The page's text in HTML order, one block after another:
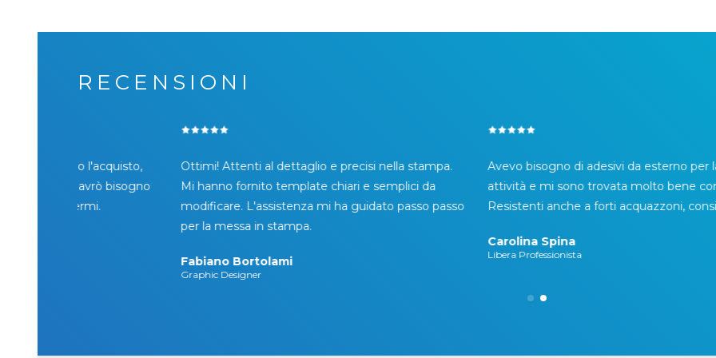
RECENSIONI
Servizio di assistenza top. Mi hanno consigliato che
tipo di materiali comprare per la fiera a cui dovevo
partecipare e hanno stampato il tutto
Francesca Carpineti
Supermercato Carpineti
Veloci e professionali! Consigliatissimo l'acquisto,
soprattutto grazie al servizio h24. Se avrò bisogno
di nuove bandiere so già a chi rivolgermi.
Mi